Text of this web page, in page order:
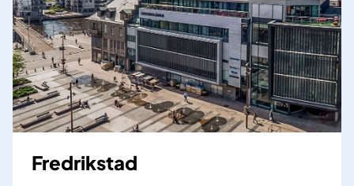
Fredrikstad